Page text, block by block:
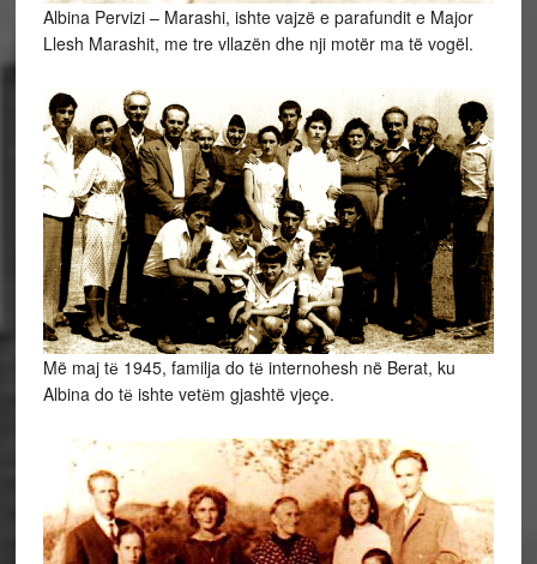
Albina Pervizi – Marashi, ishte vajzë e parafundit e Major
Llesh Marashit, me tre vllazën dhe nji motër ma të vogël.
Më maj tё 1945, familja do tё internohesh në Berat, ku
Albina do tё ishte vetёm gjashtë vjeçe.